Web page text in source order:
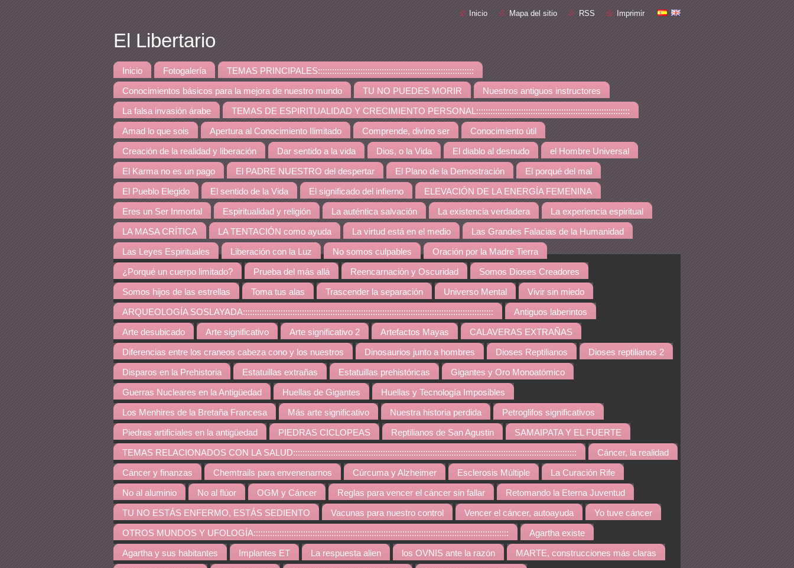
Inicio Mapa del sitio RSS Imprimir
El Libertario
Inicio Fotogalería TEMAS PRINCIPALES::::::::::::::::::::::::::::::::::::::::::::::::::::::::::::::::::
Conocimientos básicos para la mejora de nuestro mundo TU NO PUEDES MORIR Nuestros antiguos instructores
La falsa invasión árabe TEMAS DE ESPIRITUALIDAD Y CRECIMIENTO PERSONAL:::::::::::::::::::::::::::::::::::::::::::::::::::::::::::::::::
Amad lo que sois Apertura al Conocimiento Ilimitado Comprende, divino ser Conocimiento útil
Creación de la realidad y liberación Dar sentido a la vida Dios, o la Vida El diablo al desnudo el Hombre Universal
El Karma no es un pago El PADRE NUESTRO del despertar El Plano de la Demostración El porqué del mal
El Pueblo Elegido El sentido de la Vida El significado del infierno ELEVACIÓN DE LA ENERGÍA FEMENINA
Eres un Ser Inmortal Espiritualidad y religión La auténtica salvación La existencia verdadera La experiencia espiritual
LA MASA CRÍTICA LA TENTACIÓN como ayuda La virtud está en el medio Las Grandes Falacias de la Humanidad
Las Leyes Espirituales Liberación con la Luz No somos culpables Oración por la Madre Tierra
¿Porqué un cuerpo limitado? Prueba del más allá Reencarnación y Oscuridad Somos Dioses Creadores
Somos hijos de las estrellas Toma tus alas Trascender la separación Universo Mental Vivir sin miedo
ARQUEOLOGÍA SOSLAYADA:::::::::::::::::::::::::::::::::::::::::::::::::::::::::::::::::::::::::::::::::::::::::::::::::::::::::: Antiguos laberintos
Arte desubicado Arte significativo Arte significativo 2 Artefactos Mayas CALAVERAS EXTRAÑAS
Diferencias entre los craneos cabeza cono y los nuestros Dinosaurios junto a hombres Dioses Reptilianos Dioses reptilianos 2
Disparos en la Prehistoria Estatuillas extrañas Estatuillas prehistóricas Gigantes y Oro Monoatómico
Guerras Nucleares en la Antigüedad Huellas de Gigantes Huellas y Tecnología Imposibles
Los Menhires de la Bretaña Francesa Más arte significativo Nuestra historia perdida Petroglifos significativos
Piedras artificiales en la antigüedad PIEDRAS CICLOPEAS Reptilianos de San Agustin SAMAIPATA Y EL FUERTE
TEMAS RELACIONADOS CON LA SALUD:::::::::::::::::::::::::::::::::::::::::::::::::::::::::::::::::::::::::::::::::::::::::::::::::::::::::::::::::::::::: Cáncer, la realidad
Cáncer y finanzas Chemtrails para envenenarnos Cúrcuma y Alzheimer Esclerosis Múltiple La Curación Rife
No al aluminio No al flúor OGM y Cáncer Reglas para vencer el cáncer sin fallar Retomando la Eterna Juventud
TU NO ESTÁS ENFERMO, ESTÁS SEDIENTO Vacunas para nuestro control Vencer el cáncer, autoayuda Yo tuve cáncer
OTROS MUNDOS Y UFOLOGÍA:::::::::::::::::::::::::::::::::::::::::::::::::::::::::::::::::::::::::::::::::::::::::::::::::::::::::::: Agartha existe
Agartha y sus habitantes Implantes ET La respuesta alien los OVNIS ante la razón MARTE, construcciones más claras